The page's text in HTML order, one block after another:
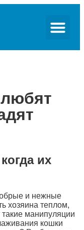
их
и нежные
хозяина теплом,
такие манипуляции
кошки